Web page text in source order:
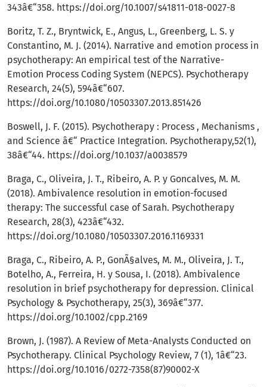
343â€“358. https://doi.org/10.1007/s41811-018-0027-8
Boritz, T. Z., Bryntwick, E., Angus, L., Greenberg, L. S. y
Constantino, M. J. (2014). Narrative and emotion process in
psychotherapy: An empirical test of the Narrative-
Emotion Process Coding System (NEPCS). Psychotherapy
Research, 24(5), 594â€“607.
https://doi.org/10.1080/10503307.2013.851426
Boswell, J. F. (2015). Psychotherapy : Process , Mechanisms ,
and Science â€“ Practice Integration. Psychotherapy,52(1),
38â€“44. https://doi.org/10.1037/a0038579
Braga, C., Oliveira, J. T., Ribeiro, A. P. y Goncalves, M. M.
(2018). Ambivalence resolution in emotion-focused
therapy: The successful case of Sarah. Psychotherapy
Research, 28(3), 423â€“432.
https://doi.org/10.1080/10503307.2016.1169331
Braga, C., Ribeiro, A. P., GonÃ§alves, M. M., Oliveira, J. T.,
Botelho, A., Ferreira, H. y Sousa, I. (2018). Ambivalence
resolution in brief psychotherapy for depression. Clinical
Psychology & Psychotherapy, 25(3), 369â€“377.
https://doi.org/10.1002/cpp.2169
Brown, J. (1987). A Review of Meta-Analysts Conducted on
Psychotherapy. Clinical Psychology Review, 7 (1), 1â€“23.
https://doi.org/10.1016/0272-7358(87)90002-X